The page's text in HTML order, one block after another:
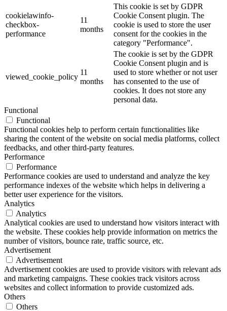
cookielawinfo-
checkbox-
performance
11
months
This cookie is set by GDPR
Cookie Consent plugin. The
cookie is used to store the user
consent for the cookies in the
category "Performance".
viewed_cookie_policy
11
months
The cookie is set by the GDPR
Cookie Consent plugin and is
used to store whether or not user
has consented to the use of
cookies. It does not store any
personal data.
Functional
Functional
Functional cookies help to perform certain functionalities like
sharing the content of the website on social media platforms, collect
feedbacks, and other third-party features.
Performance
Performance
Performance cookies are used to understand and analyze the key
performance indexes of the website which helps in delivering a
better user experience for the visitors.
Analytics
Analytics
Analytical cookies are used to understand how visitors interact with
the website. These cookies help provide information on metrics the
number of visitors, bounce rate, traffic source, etc.
Advertisement
Advertisement
Advertisement cookies are used to provide visitors with relevant ads
and marketing campaigns. These cookies track visitors across
websites and collect information to provide customized ads.
Others
Others